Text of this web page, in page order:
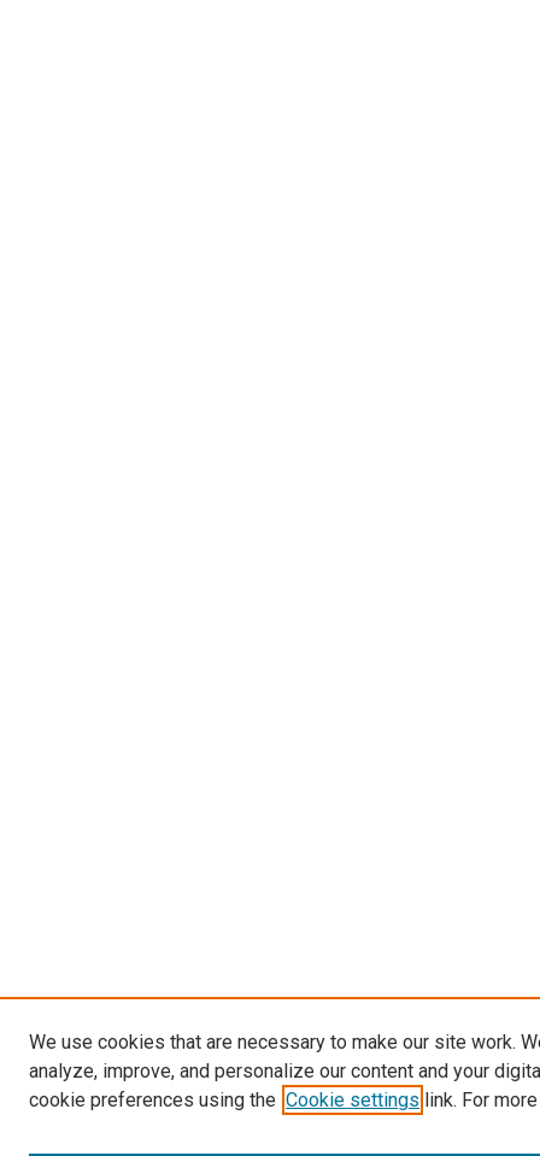
We use cookies that are necessary to make our site work.
analyze, improve, and personalize our content and your
cookie preferences using the Cookie settings link. For